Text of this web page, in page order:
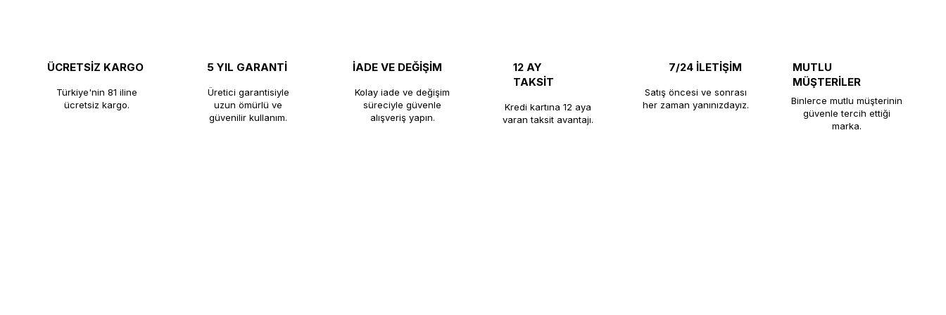
ÜCRETSİZ KARGO
Türkiye'nin 81 iline
ücretsiz kargo.
5 YIL GARANTİ
Üretici garantisiyle
uzun ömürlü ve
güvenilir kullanım.
İADE VE DEĞİŞİM
Kolay iade ve değişim
süreciyle güvenle
alışveriş yapın.
12 AY
TAKSİT
Kredi kartına 12 aya
varan taksit avantajı.
7/24 İLETİŞİM
Satış öncesi ve sonrası
her zaman yanınızdayız.
MUTLU
MÜŞTERİLER
Binlerce mutlu müşterinin
güvenle tercih ettiği
marka.